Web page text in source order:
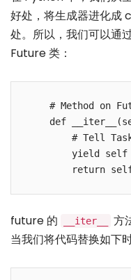
好处，将生成器进化成
处。所以，我们可以通
Future 类：
# Method on
def
# Tell
        yield self
future 的 __iter__
方
当我们将代码替换如下